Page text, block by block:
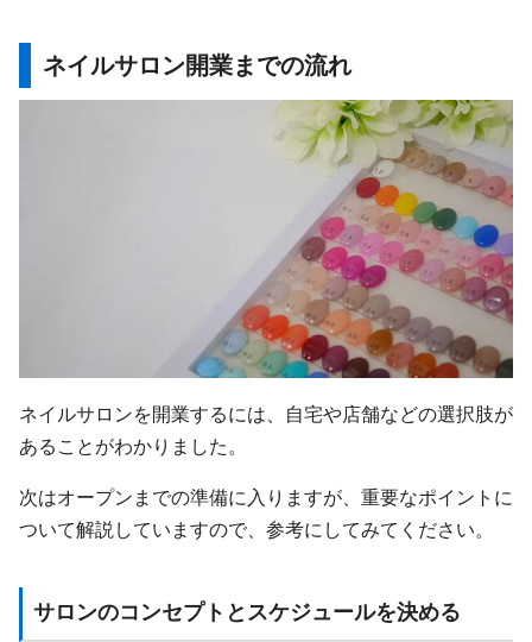
ネイルサロン開業までの流れ
ネイルサロンを開業するには、自宅や店舗などの選択肢が
あることがわかりました。
次はオープンまでの準備に入りますが、重要なポイントに
ついて解説していますので、参考にしてみてください。
サロンのコンセプトとスケジュールを決める